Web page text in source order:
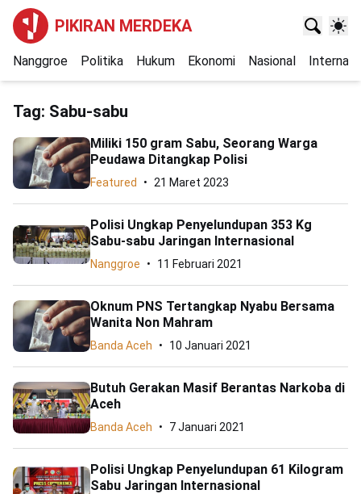
PIKIRAN MERDEKA
Nanggroe Politika Hukum Ekonomi Nasional
Tag: Sabu-sabu
Miliki 150 gram Sabu, Seorang Warga
Peudawa Ditangkap Polisi
Featured 21 Maret 2023
Polisi Ungkap Penyelundupan 353 Kg
Sabu-sabu Jaringan Internasional
Nanggroe 11 Februari 2021
Oknum PNS Tertangkap Nyabu Bersama
Wanita Non Mahram
Banda Aceh 10 Januari 2021
Butuh Gerakan Masif Berantas Narkoba di
Aceh
Banda Aceh 7 Januari 2021
Polisi Ungkap Penyelundupan 61 Kilogram
Sabu Jaringan Internasional